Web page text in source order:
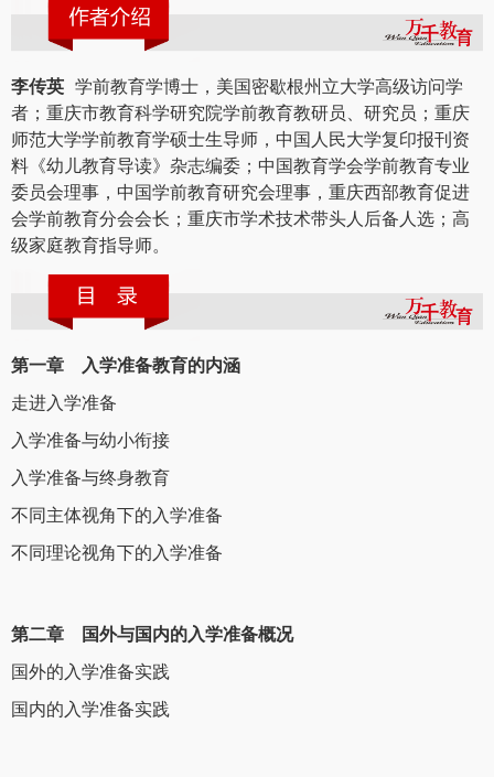
李传英 学前教育学博士，美国密歇根州立大学高级访问学
者；重庆市教育科学研究院学前教育教研员、研究员；重庆
师范大学学前教育学硕士生导师，中国人民大学复印报刊资
料《幼儿教育导读》杂志编委；中国教育学会学前教育专业
委员会理事，中国学前教育研究会理事，重庆西部教育促进
会学前教育分会会长；重庆市学术技术带头人后备人选；高
级家庭教育指导师。
第一章 入学准备教育的内涵
走进入学准备
入学准备与幼小衔接
入学准备与终身教育
不同主体视角下的入学准备
不同理论视角下的入学准备
第二章 国外与国内的入学准备概况
国外的入学准备实践
国内的入学准备实践